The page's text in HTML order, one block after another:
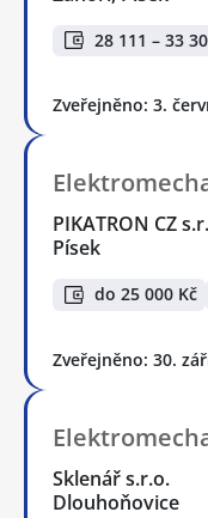
28 111 – 33
Zveřejněno: 3.
PIKATRON CZ
Písek
do 25 000 Kč
Zveřejněno: 30.
Sklenář s.r.o.
Dlouhoňovice